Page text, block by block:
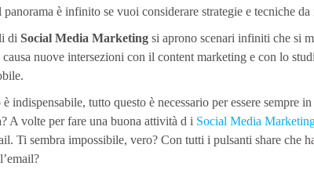
è infinito se vuoi considerare strategie e tecniche
di Social Media Marketing si aprono scenari infiniti che si
nuove intersezioni con il content marketing e con lo
indispensabile, tutto questo è necessario per essere sempre in
A volte per fare una buona attività d i Social Media
Ti sembra impossibile, vero? Con tutti i pulsanti share che